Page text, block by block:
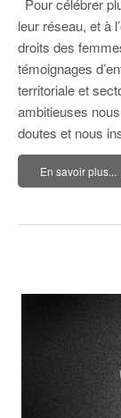
Pour célébrer
leur réseau, et à
droits des
témoignages
territoriale et
ambitieuses
doutes et nous
En savoir plus...